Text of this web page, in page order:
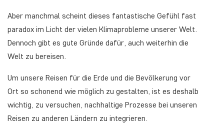
Aber manchmal scheint dieses fantastische Gefühl fast
paradox im Licht der vielen Klimaprobleme unserer Welt.
Dennoch gibt es gute Gründe dafür, auch weiterhin die
Welt zu bereisen.
Um unsere Reisen für die Erde und die Bevölkerung vor
Ort so schonend wie möglich zu gestalten, ist es deshalb
wichtig, zu versuchen, nachhaltige Prozesse bei unseren
Reisen zu anderen Ländern zu integrieren.